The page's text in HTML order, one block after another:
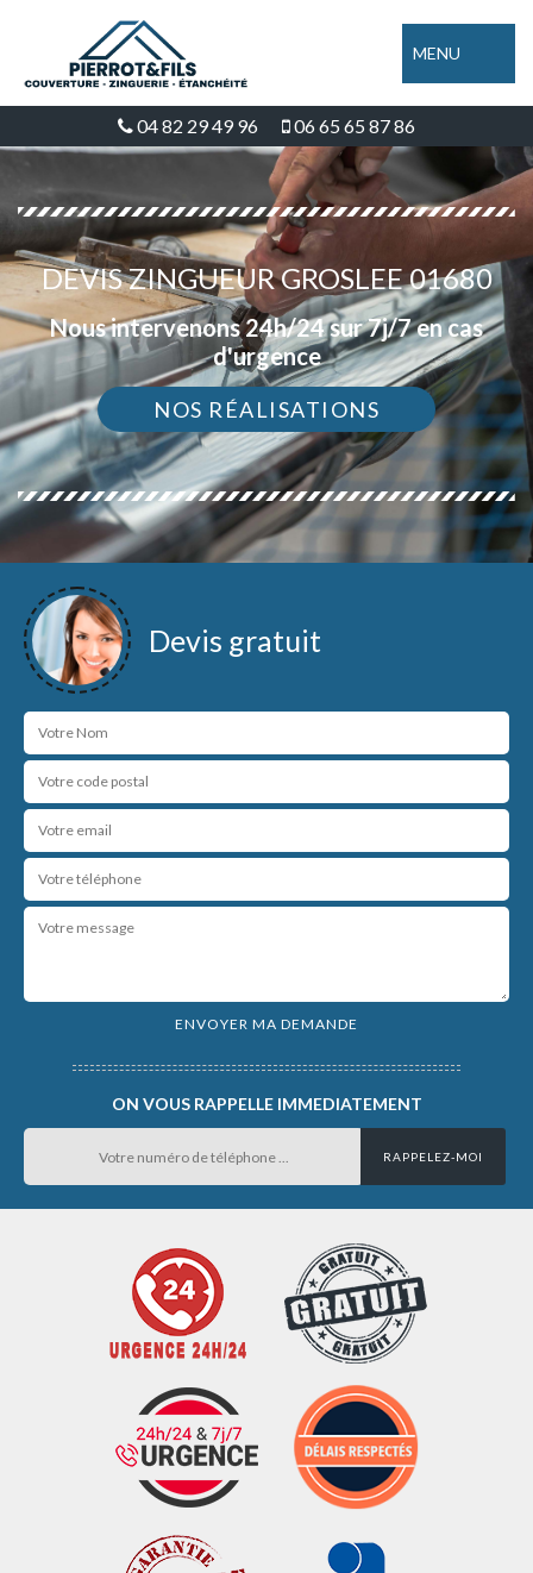
MENU
04 82 29 49 96 06 65 65 87 86
DEVIS ZINGUEUR GROSLEE 01680
Nous intervenons 24h/24 sur 7j/7 en cas
d'urgence
NOS RÉALISATIONS
Devis gratuit
ON VOUS RAPPELLE IMMEDIATEMENT